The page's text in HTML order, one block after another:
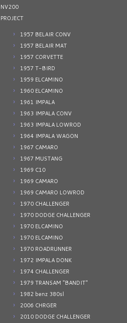
NV200
PROJECT
1957 BELAIR CONV
1957 BELAIR MAT
1957 CORVETTE
1957 T-BIRD
1959 ELCAMINO
1960 ELCAMINO
1961 IMPALA
1963 IMPALA CONV
1963 IMPALA LOWROD
1964 IMPALA WAGON
1967 CAMARO
1967 MUSTANG
1969 C10
1969 CAMARO
1969 CAMARO LOWROD
1970 CHALLENGER
1970 DODGE CHALLENGER
1970 ELCAMINO
1970 ELCAMINO
1970 ROADRUNNER
1972 IMPALA DONK
1974 CHALLENGER
1979 TRANSAM "BANDIT"
1982 benz 380sl
2006 CHRGER
2010 DODGE CHALLENGER